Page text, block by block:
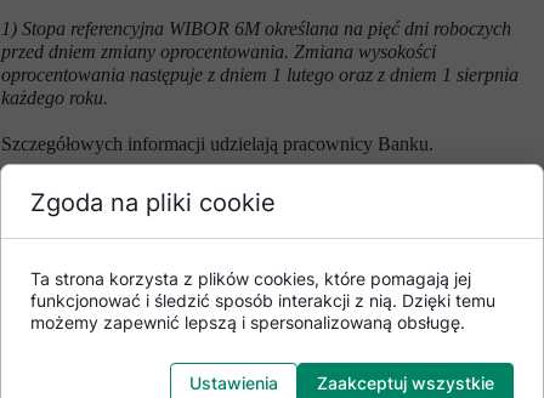
Powrót
1) Stopa referencyjna WIBOR 6M określana na pięć dni roboczych
przed dniem zmiany oprocentowania. Zmiana wysokości
oprocentowania następuje z dniem 1 lutego oraz z dniem 1 sierpnia
każdego roku.
Szczegółowych informacji udzielają pracownicy Banku.
Zgoda na pliki cookie
Ta strona korzysta z plików cookies, które pomagają jej
funkcjonować i śledzić sposób interakcji z nią. Dzięki temu
możemy zapewnić lepszą i spersonalizowaną obsługę.
Ustawienia Zaakceptuj wszystkie